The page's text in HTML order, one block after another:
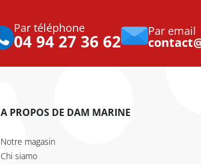
Par téléphone
04 94 27 36 62 Par email
A PROPOS DE DAM MARINE
Notre magasin
Chi siamo